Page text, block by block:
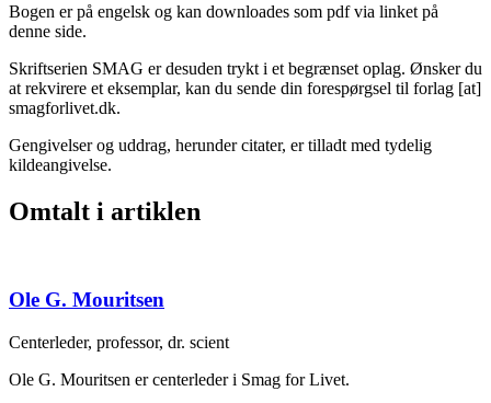
Bogen er på engelsk og kan downloades som pdf via linket på
denne side.
Skriftserien SMAG er desuden trykt i et begrænset oplag. Ønsker du
at rekvirere et eksemplar, kan du sende din forespørgsel til forlag [at]
smagforlivet.dk.
Gengivelser og uddrag, herunder citater, er tilladt med tydelig
kildeangivelse.
Omtalt i artiklen
Ole G. Mouritsen
Centerleder, professor, dr. scient
Ole G. Mouritsen er centerleder i Smag for Livet.